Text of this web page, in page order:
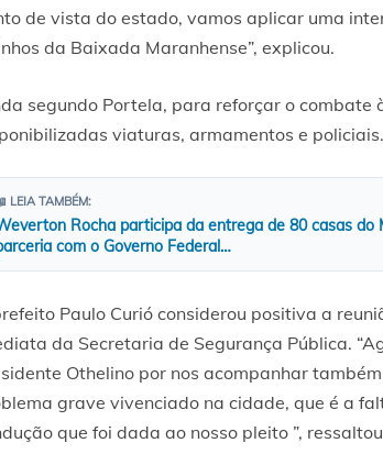
de vista do estado, vamos aplicar uma
da Baixada Maranhense”, explicou.
segundo Portela, para reforçar o
viaturas, armamentos e policiais.
LEIA TAMBÉM:
Rocha participa da entrega de 80 casas do
com o Governo Federal…
Paulo Curió considerou positiva a
da Secretaria de Segurança Pública.
Othelino por nos acompanhar
grave vivenciado na cidade, que é a
que foi dada ao nosso pleito ”,